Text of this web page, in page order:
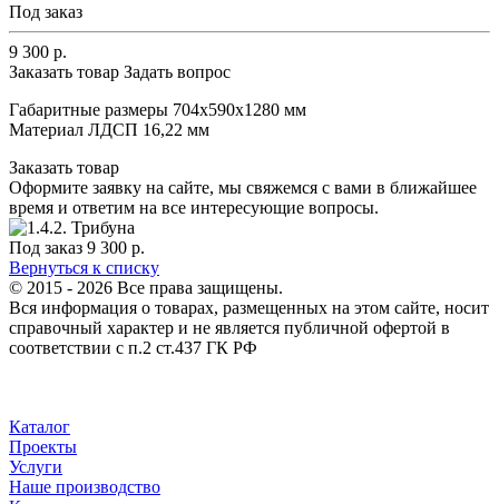
Под заказ
9 300 р.
Заказать товар Задать вопрос
Габаритные размеры 704х590х1280 мм
Материал ЛДСП 16,22 мм
Заказать товар
Оформите заявку на сайте, мы свяжемся с вами в ближайшее
время и ответим на все интересующие вопросы.
Под заказ 9 300 р.
Вернуться к списку
© 2015 - 2026 Все права защищены.
Вся информация о товарах, размещенных на этом сайте, носит
справочный характер и не является публичной офертой в
соответствии с п.2 ст.437 ГК РФ
Каталог
Проекты
Услуги
Наше производство